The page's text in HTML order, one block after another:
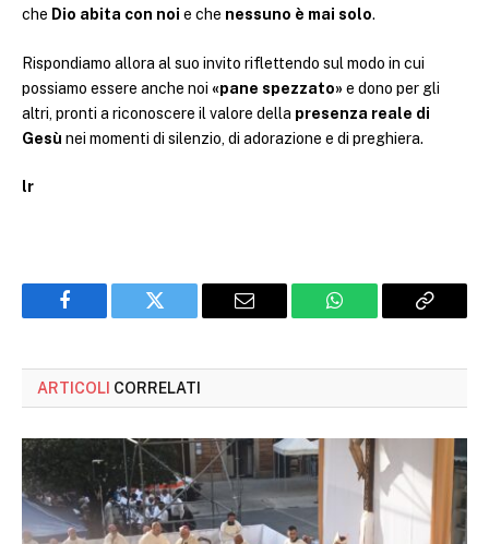
che Dio abita con noi e che nessuno è mai solo.
Rispondiamo allora al suo invito riflettendo sul modo in cui
possiamo essere anche noi «pane spezzato» e dono per gli
altri, pronti a riconoscere il valore della presenza reale di
Gesù nei momenti di silenzio, di adorazione e di preghiera.
lr
Facebook Twitter Email WhatsApp Copy
ARTICOLI CORRELATI